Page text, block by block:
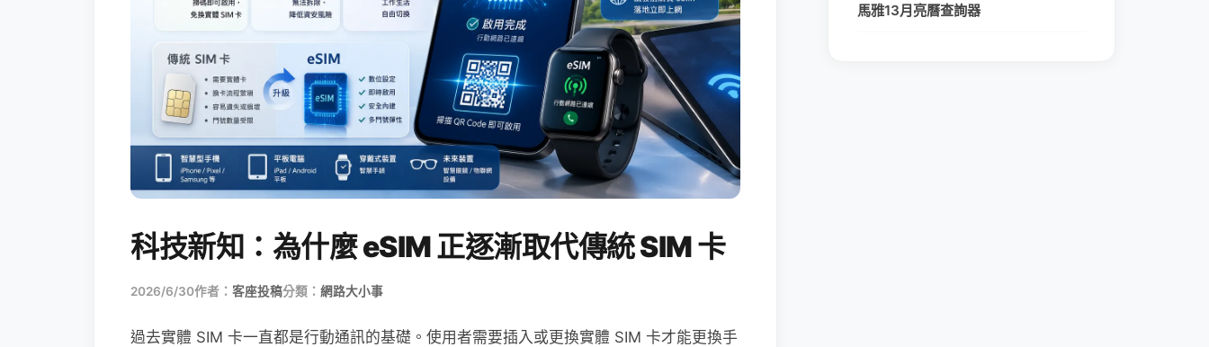
科技新知：為什麼 eSIM 正逐漸取代傳統 SIM 卡
2026/6/30作者： 客座投稿分類： 網路大小事
過去實體 SIM 卡一直都是行動通訊的基礎。使用者需要插入或更換實體 SIM 卡才能更換手
馬雅13月亮曆查詢器